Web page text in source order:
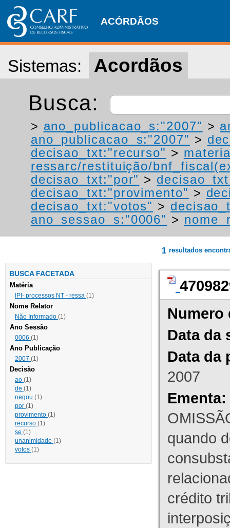
ACÓRDÃOS
Sistemas: Acordãos
Busca:
> ano_publicacao_s:"2007" >
ano_publicacao_s:"2007" >
decisao_txt:"recurso" >
ressarc/restituição/
decisao_txt:"por" >
decisao_txt:"provimento" >
decisao_txt:"votos" >
ano_sessao_s:"0006" >
BUSCA FACETADA
Matéria
IPI- processos NT - ressa (1)
Nome Relator
Não Informado (1)
Ano Sessão
0006 (1)
Ano Publicação
2007 (1)
Decisão
ao (1)
de (1)
negou (1)
por (1)
provimento (1)
recurso (1)
se (1)
unanimidade (1)
votos (1)
1 resultados
Numero
Data da
Data da
2007
Ementa:
quando
crédito